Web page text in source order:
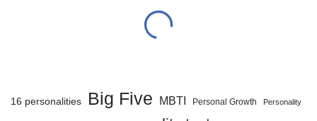
16 personalities Big Five MBTI Personal Growth Personality